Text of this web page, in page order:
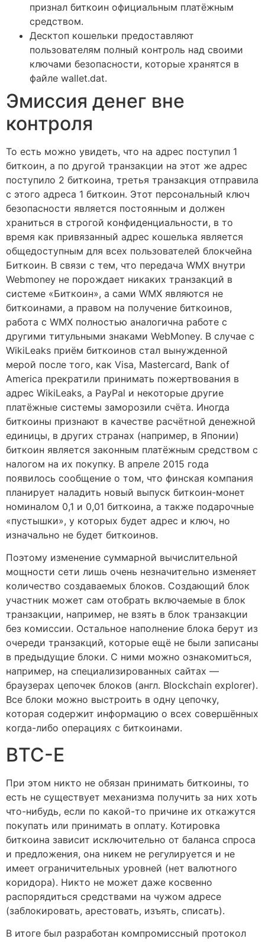
признал биткоин официальным платёжным
средством.
Десктоп кошельки предоставляют
пользователям полный контроль над своими
ключами безопасности, которые хранятся в
файле wallet.dat.
Эмиссия денег вне
контроля
То есть можно увидеть, что на адрес поступил 1
биткоин, а по другой транзакции на этот же адрес
поступило 2 биткоина, третья транзакция отправила
с этого адреса 1 биткоин. Этот персональный ключ
безопасности является постоянным и должен
храниться в строгой конфиденциальности, в то
время как привязанный адрес кошелька является
общедоступным для всех пользователей блокчейна
Биткоин. В связи с тем, что передача WMX внутри
Webmoney не порождает никаких транзакций в
системе «Биткоин», а сами WMX являются не
биткоинами, а правом на получение биткоинов,
работа с WMX полностью аналогична работе с
другими титульными знаками WebMoney. В случае с
WikiLeaks приём биткоинов стал вынужденной
мерой после того, как Visa, Mastercard, Bank of
America прекратили принимать пожертвования в
адрес WikiLeaks, а PayPal и некоторые другие
платёжные системы заморозили счёта. Иногда
биткоины признают в качестве расчётной денежной
единицы, в других странах (например, в Японии)
биткоин является законным платёжным средством с
налогом на их покупку. В апреле 2015 года
появилось сообщение о том, что финская компания
планирует наладить новый выпуск биткоин-монет
номиналом 0,1 и 0,01 биткоина, а также подарочные
«пустышки», у которых будет адрес и ключ, но
изначально не будет биткоинов.
Поэтому изменение суммарной вычислительной
мощности сети лишь очень незначительно изменяет
количество создаваемых блоков. Создающий блок
участник может сам отобрать включаемые в блок
транзакции, например, не взять в блок транзакции
без комиссии. Остальное наполнение блока берут из
очереди транзакций, которые ещё не были записаны
в предыдущие блоки. С ними можно ознакомиться,
например, на специализированных сайтах —
браузерах цепочек блоков (англ. Blockchain explorer).
Все блоки можно выстроить в одну цепочку,
которая содержит информацию о всех совершённых
когда-либо операциях с биткоинами.
BTC-E
При этом никто не обязан принимать биткоины, то
есть не существует механизма получить за них хоть
что-нибудь, если по какой-то причине их откажутся
покупать или принимать в оплату. Котировка
биткоина зависит исключительно от баланса спроса
и предложения, она никем не регулируется и не
имеет ограничительных уровней (нет валютного
коридора). Никто не может даже косвенно
распорядиться средствами на чужом адресе
(заблокировать, арестовать, изъять, списать).
В итоге был разработан компромиссный протокол